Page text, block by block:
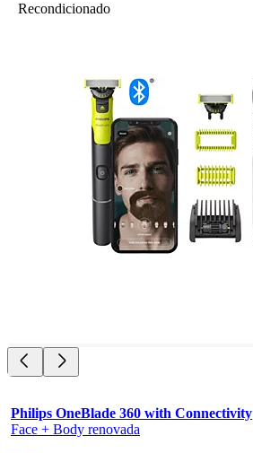
Recondicionado
Philips OneBlade 360 with Connectivity
Face + Body renovada